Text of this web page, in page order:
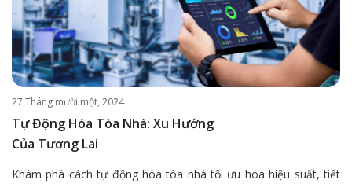
27 Tháng mười một, 2024
Tự Động Hóa Tòa Nhà: Xu Hướng
Của Tương Lai
Khám phá cách tự động hóa tòa nhà tối ưu hóa hiệu suất, tiết